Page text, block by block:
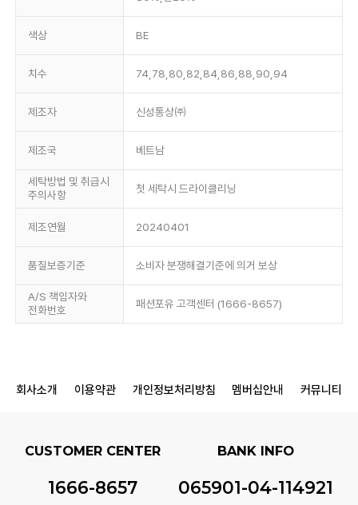
색상 BE
치수 74,78,80,82,84,86,88,90,94
제조자 신성통상㈜
제조국 베트남
세탁방법 및 취급시
주의사항
첫 세탁시 드라이클리닝
제조연월 20240401
품질보증기준 소비자 분쟁해결기준에 의거 보상
A/S 책임자와
전화번호
패션포유 고객센터 (1666-8657)
회사소개 이용약관 개인정보처리방침 멤버십안내 커뮤니티
CUSTOMER CENTER
1666-8657
BANK INFO
065901-04-114921